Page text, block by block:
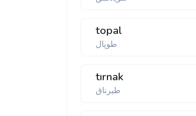
topal
طوپال
tırnak
طيرناق